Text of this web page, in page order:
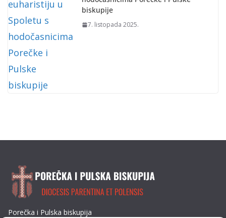
biskupije
7. listopada 2025.
Porečka i Pulska biskupija